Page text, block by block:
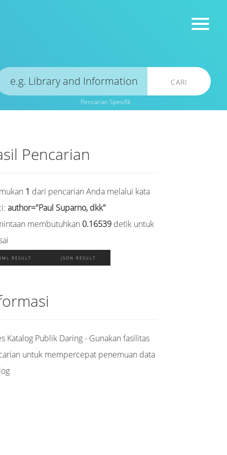
CARI
Pencarian Spesifik
Pencarian
1 dari pencarian Anda melalui kata
author="Paul Suparno, dkk"
membutuhkan 0.16539 detik untuk
RESULT JSON RESULT
Katalog Publik Daring - Gunakan fasilitas
untuk mempercepat penemuan data